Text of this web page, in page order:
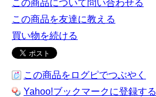
この商品について問い合わせる
この商品を友達に教える
買い物を続ける
この商品をログピでつぶやく
Yahoo!ブックマークに登録する